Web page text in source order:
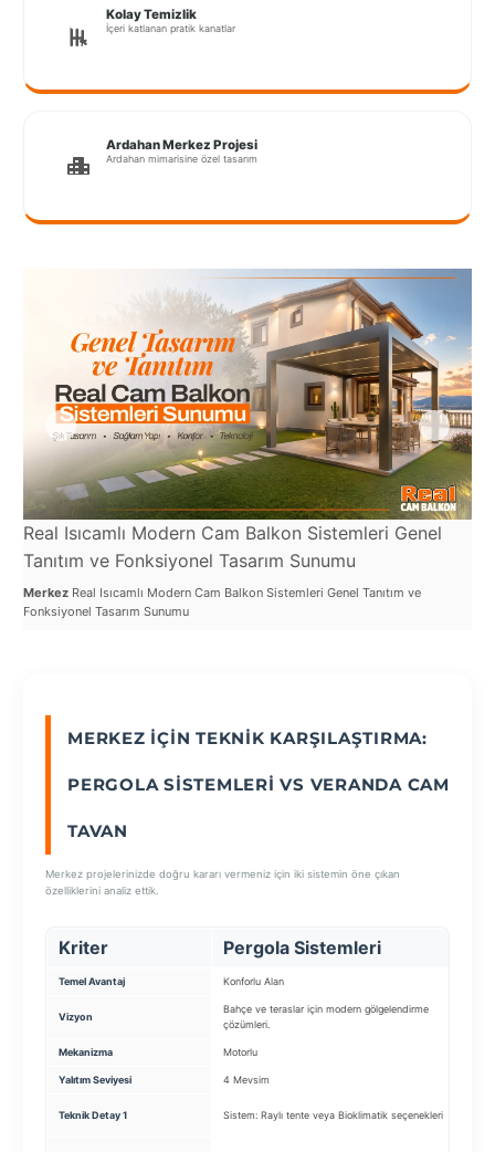
Kolay Temizlik
İçeri katlanan pratik kanatlar
Ardahan Merkez Projesi
Ardahan mimarisine özel tasarım
Real Isıcamlı Modern Cam Balkon Sistemleri Genel
Tanıtım ve Fonksiyonel Tasarım Sunumu
Merkez Real Isıcamlı Modern Cam Balkon Sistemleri Genel Tanıtım ve
Fonksiyonel Tasarım Sunumu
MERKEZ İÇIN TEKNIK KARŞILAŞTIRMA:
PERGOLA SISTEMLERI VS VERANDA CAM
TAVAN
Merkez projelerinizde doğru kararı vermeniz için iki sistemin öne çıkan
özelliklerini analiz ettik.
Kriter Pergola Sistemleri
Temel Avantaj Konforlu Alan
Vizyon
Bahçe ve teraslar için modern gölgelendirme
çözümleri.
Mekanizma Motorlu
Yalıtım Seviyesi 4 Mevsim
Teknik Detay 1 Sistem: Raylı tente veya Bioklimatik seçenekleri
Manisa
Port
Sarajevo
Sivas
switzerland
Tilburg
Van
Yalova
SEÇ